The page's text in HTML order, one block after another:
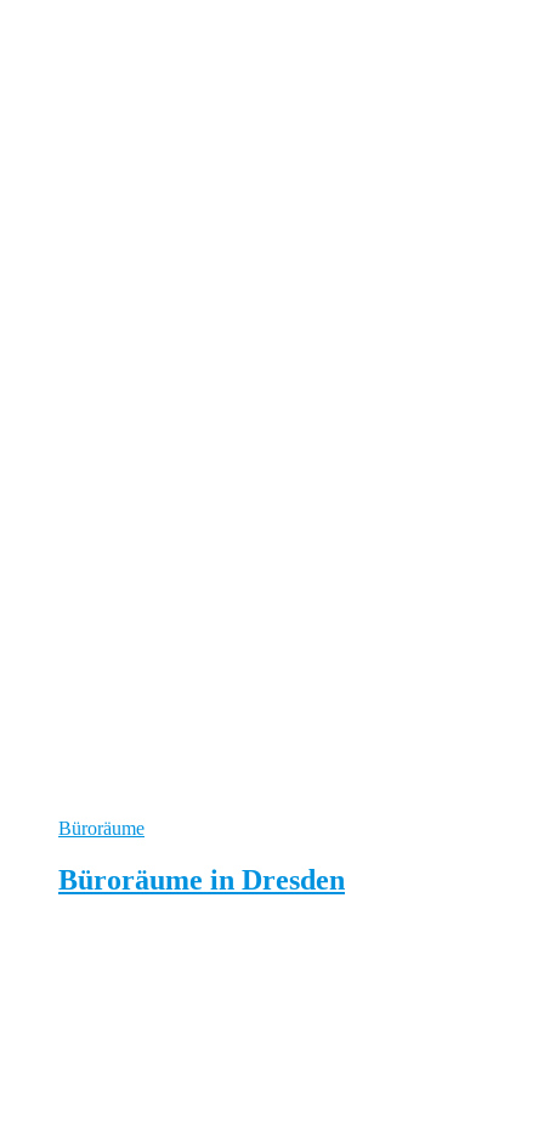
Büroräume
Büroräume in Dresden